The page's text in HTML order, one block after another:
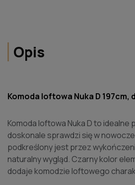
Opis
Komoda loftowa Nuka D 197cm,
Komoda loftowa Nuka D to
doskonale sprawdzi się w
podkreślony jest przez
naturalny wygląd. Czarny kolor
dodaje komodzie loftowego